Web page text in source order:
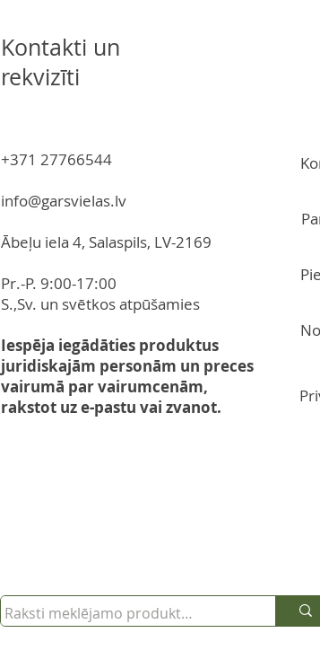
Kontakti un
rekvizīti
+371 27766544
info@garsvielas.lv
Ābeļu iela 4, Salaspils, LV-2169
Pr.-P. 9:00-17:00
S.,Sv. un svētkos atpūšamies
Iespēja iegādāties produktus
juridiskajām personām un preces
vairumā par vairumcenām,
rakstot uz e-pastu vai zvanot.